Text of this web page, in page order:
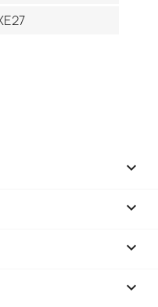
keyboard_arrow_down


